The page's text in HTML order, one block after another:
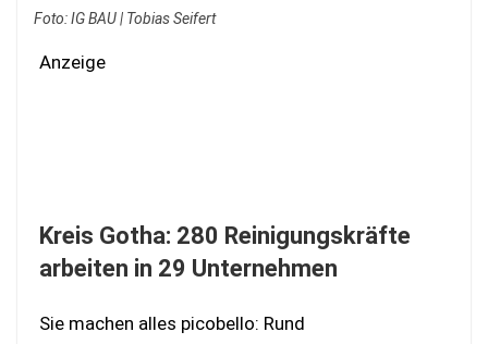
Foto: IG BAU | Tobias Seifert
Anzeige
Kreis Gotha: 280 Reinigungskräfte
arbeiten in 29 Unternehmen
Sie machen alles picobello: Rund